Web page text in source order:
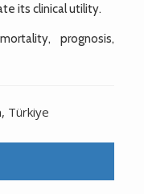
its clinical utility.
prognosis,
Türkiye